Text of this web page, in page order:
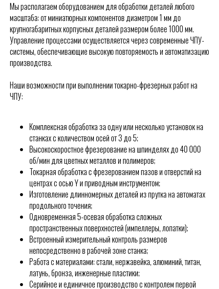
Мы располагаем оборудованием для обработки деталей любого
масштаба: от миниатюрных компонентов диаметром 1 мм до
крупногабаритных корпусных деталей размером более 1000 мм.
Управление процессами осуществляется через современные ЧПУ-
системы, обеспечивающие высокую повторяемость и автоматизацию
производства.
Наши возможности при выполнении токарно-фрезерных работ на
ЧПУ:
Комплексная обработка за одну или несколько установок на
станках с количеством осей от 3 до 5;
Высокоскоростное фрезерование на шпинделях до 40 000
об/мин для цветных металлов и полимеров;
Токарная обработка с фрезерованием пазов и отверстий на
центрах с осью Y и приводным инструментом;
Изготовление длинномерных деталей из прутка на автоматах
продольного точения;
Одновременная 5-осевая обработка сложных
пространственных поверхностей (импеллеры, лопатки);
Встроенный измерительный контроль размеров
непосредственно в рабочей зоне станка;
Работа с материалами: стали, нержавейка, алюминий, титан,
латунь, бронза, инженерные пластики;
Серийное и единичное производство с контролем первой